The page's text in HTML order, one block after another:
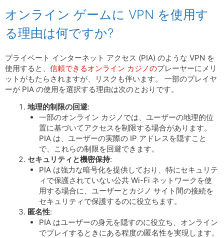
オンライン ゲームに VPN を使用す
る理由は何ですか?
プライベート インターネット アクセス (PIA) のような VPN を
使用すると 、信頼できるオンライン カジノのプレーヤーにメリ
ットがもたらされますが、リスクも伴います。 一部のプレイヤ
ーが PIA の使用を選択する理由は次のとおりです。
地理的制限の回避:
一部のオンライン カジノでは、ユーザーの地理的位
置に基づいてアクセスを制限する場合があります。
PIA は、ユーザーの実際の IP アドレスを隠すこと
で、これらの制限を回避できます。
セキュリティと機密保持:
PIA は強力な暗号化を提供しており、特にセキュリテ
ィで保護されていない公共 Wi-Fi ネットワークを使
用する場合に、ユーザーとカジノ サイト間の接続を
セキュリティで保護するのに役立ちます。
匿名性:
PIA はユーザーの身元を隠すのに役立ち、オンライン
でプレイするときにある程度の匿名性を実現します。